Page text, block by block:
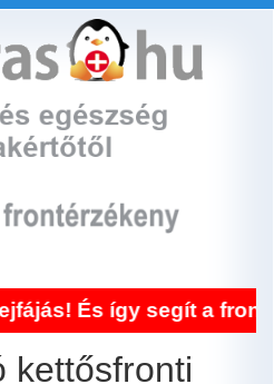
így segít a
kettősfronti